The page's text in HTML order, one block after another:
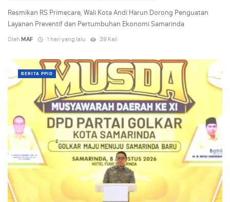
Resmikan RS Primecare, Wali Kota Andi Harun Dorong Penguatan
Layanan Preventif dan Pertumbuhan Ekonomi Samarinda
Oleh MAF 1 hari yang lalu 39 Kali
BERITA PPID